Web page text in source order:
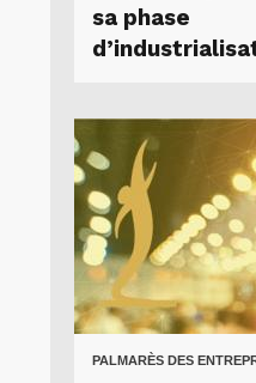
sa phase
PALMARÈS DES